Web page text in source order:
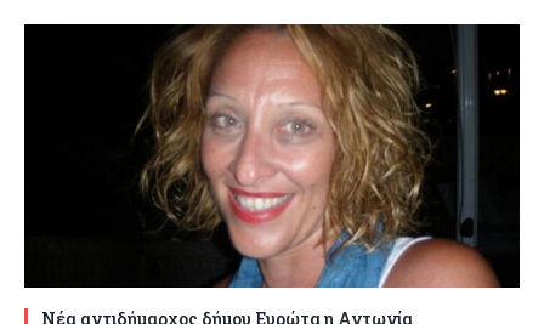
Νέα αντιδήμαρχος δήμου Ευρώτα η Αντωνία